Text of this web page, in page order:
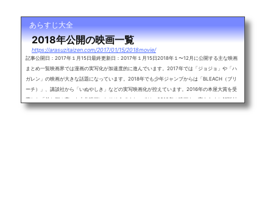
あらすじ大全
2018年公開の映画一覧
https://arasuzitaizen.com/2017/01/15/2018movie/
記事公開日：2017年１月15日最終更新日：2017年１月15日2018年１〜12月に公開する主な映画
まとめ一覧映画界では漫画の実写化が加速度的に進んでいます。2017年では「ジョジョ」や「ハ
ガレン」の映画が大きな話題になっています。2018年でも少年ジャンプからは「BLEACH（ブリ
ーチ）」、講談社から「いぬやしき」などの実写映画化が控えています。2016年の本屋大賞を受
賞した「羊と鋼の森」も大作映画になりそうですね。では、2018年の映画を一言あらすじ解説付
きで紹介、随時更新していきます。2018年に公開予定の主な映画一覧・曇天に...